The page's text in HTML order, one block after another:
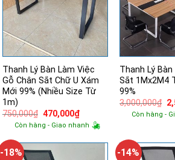
Thanh Lý Bàn Làm Việc
Gỗ Chân Sắt Chữ U Xám
Mới 99% (Nhiều Size Từ
1m)
750,000₫ Giá
gốc
là:
470,000₫Giá
hiện
tại
470,000₫.
Còn hàng - Giao nhanh
Thanh Lý
Sắt 1Mx2M4
99%
3,000,000₫
là:
Còn hàng -
-18% -14%